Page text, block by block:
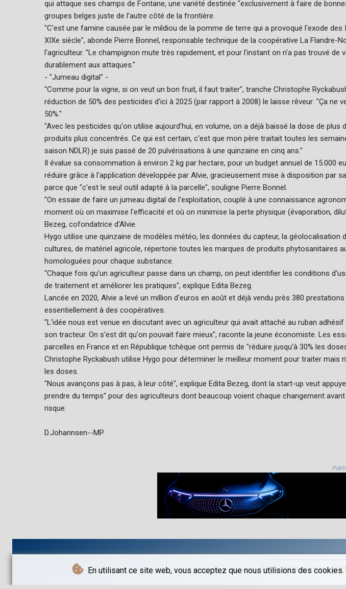
En utilisant ce site web, vous acceptez que nous utilisions des
qui attaque ses champs de Fontane, une variété destinée "exclusivement à faire de
groupes belges juste de l'autre côté de la frontière.
"C'est une famine causée par le mildiou de la pomme de terre qui a provoqué l'exode des
XIXe siècle", abonde Pierre Bonnel, responsable technique de la coopérative La Flandre-
l'agriculteur. "Le champignon mute très rapidement, et pour l'instant on n'a pas trouvé de
durablement aux attaques."
- "Jumeau digital" -
"Comme pour la vigne, si on veut un bon fruit, il faut traiter", tranche Christophe
réduction de 50% des pesticides d'ici à 2025 (par rapport à 2008) le laisse rêveur: "Ça ne
50%."
"Avec les pesticides qu'on utilise aujourd'hui, en volume, on a déjà baissé la dose de plus
produits plus concentrés. Ce qui est certain, c'est que mon père traitait toutes les
saison NDLR) je suis passé de 20 pulvérisations à une quinzaine en cinq ans."
Il évalue sa consommation à environ 2 kg par hectare, pour un budget annuel de 15.000
réduire grâce à l'application développée par Alvie, gracieusement mise à disposition par
parce que "c'est le seul outil adapté à la parcelle", souligne Pierre Bonnel.
"On essaie de faire un jumeau digital de l'exploitation, couplé à une connaissance
moment où on maximise l'efficacité et où on minimise la perte physique (évaporation,
Bezeg, cofondatrice d'Alvie.
Hygo utilise une quinzaine de modèles météo, les données du capteur, la géolocalisation
cultures, de matériel agricole, répertorie toutes les marques de produits phytosanitaires
homologuées pour chaque substance.
"Chaque fois qu'un agriculteur passe dans un champ, on peut identifier les conditions
de traitement et améliorer les pratiques", explique Edita Bezeg.
Lancée en 2020, Alvie a levé un million d'euros en août et déjà vendu près 380
essentiellement à des coopératives.
"L'idée nous est venue en discutant avec un agriculteur qui avait attaché au ruban
son tracteur. On s'est dit qu'on pouvait faire mieux", raconte la jeune économiste. Les
parcelles en France et en République tchèque ont permis de "réduire jusqu'à 30% les
Christophe Ryckabush utilise Hygo pour déterminer le meilleur moment pour traiter mais
les doses.
"Nous avançons pas à pas, à leur côté", explique Edita Bezeg, dont la start-up veut
prendre du temps" pour des agriculteurs dont beaucoup voient chaque changement
risque.
D.Johannsen--MP
© Münchener Post -